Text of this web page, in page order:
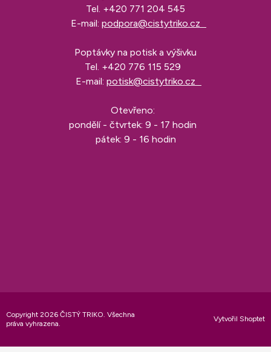
Tel. +420 771 204 545
E-mail: podpora@cistytriko.cz
Poptávky na potisk a výšivku
Tel. +420 776 115 529
E-mail: potisk@cistytriko.cz
Otevřeno:
pondělí - čtvrtek: 9 - 17 hodin
pátek: 9 - 16 hodin
Vytvořil Shoptet
Copyright 2026 ČISTÝ TRIKO. Všechna
práva vyhrazena.